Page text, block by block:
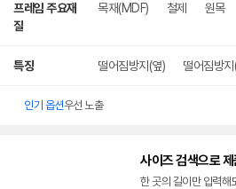
프레임 주요재
질
목재(MDF) 철제 원목
특징 떨어짐방지(옆) 떨어짐방지
인기 옵션우선 노출
사이즈 검색으로
한 곳의 길이만 입력해